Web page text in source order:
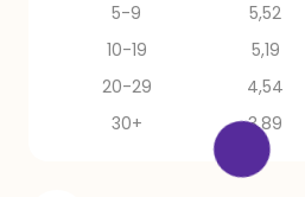
5-9
5,52
10-19
5,19
20-29
4,54
30+
3,89